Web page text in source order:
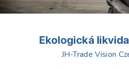
Ekologická
JH-Trade Vision